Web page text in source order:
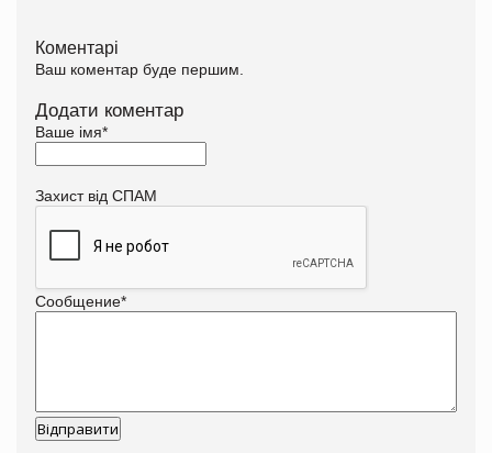
Коментарі
Ваш коментар буде першим.
Додати коментар
Ваше імя*
Захист від СПАМ
Сообщение*